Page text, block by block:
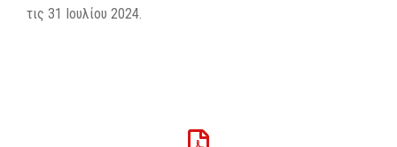
τις 31 Ιουλίου 2024.